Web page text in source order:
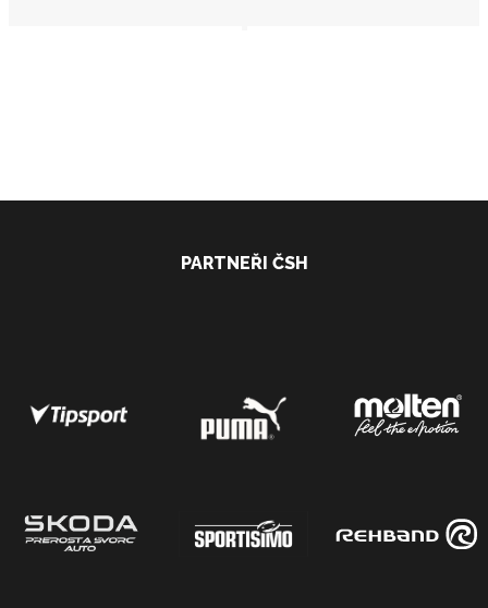
PARTNEŘI ČSH